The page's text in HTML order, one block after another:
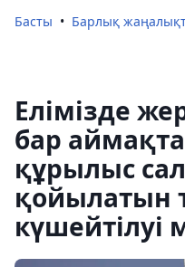
Басты Барлық
Елімізде жер
бар
құрылыс
қойылатын
күшейтілуі